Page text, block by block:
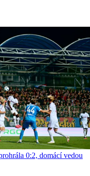
0:2, domácí vedou